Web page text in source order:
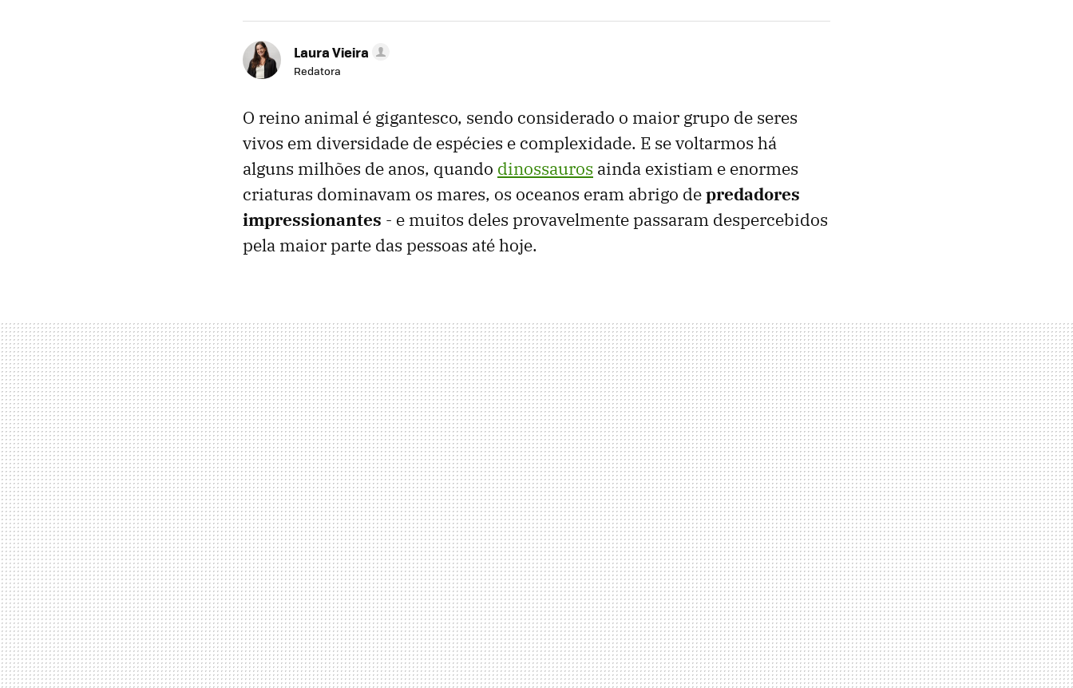
Laura Vieira
Redatora
O reino animal é gigantesco, sendo considerado o maior grupo de seres
vivos em diversidade de espécies e complexidade. E se voltarmos há
alguns milhões de anos, quando dinossauros ainda existiam e enormes
criaturas dominavam os mares, os oceanos eram abrigo depredadores
impressionantes - e muitos deles provavelmente passaram despercebidos
pela maior parte das pessoas até hoje.